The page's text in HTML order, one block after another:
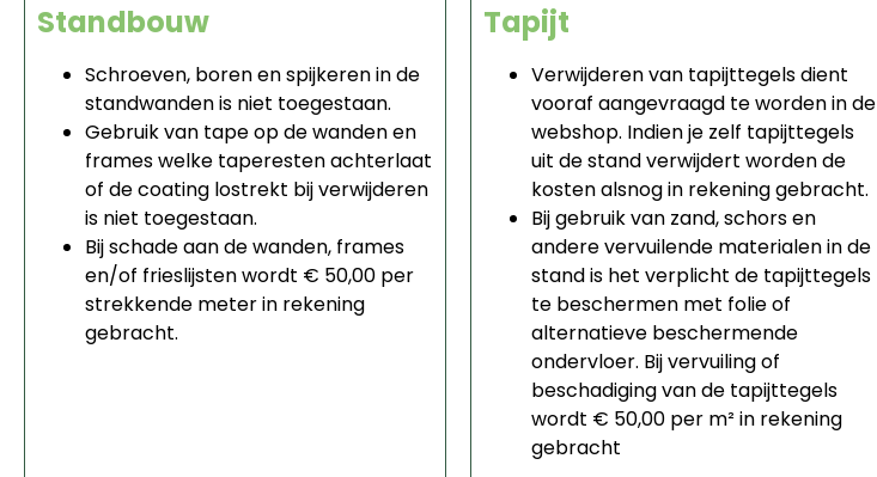
Standbouw
Schroeven, boren en spijkeren in de
standwanden is niet toegestaan.
Gebruik van tape op de wanden en
frames welke taperesten achterlaat
of de coating lostrekt bij verwijderen
is niet toegestaan.
Bij schade aan de wanden, frames
en/of frieslijsten wordt € 50,00 per
strekkende meter in rekening
gebracht.
Tapijt
Verwijderen van tapijttegels dient
vooraf aangevraagd te worden in de
webshop. Indien je zelf tapijttegels
uit de stand verwijdert worden de
kosten alsnog in rekening gebracht.
Bij gebruik van zand, schors en
andere vervuilende materialen in de
stand is het verplicht de tapijttegels
te beschermen met folie of
alternatieve beschermende
ondervloer. Bij vervuiling of
beschadiging van de tapijttegels
wordt € 50,00 per m² in rekening
gebracht